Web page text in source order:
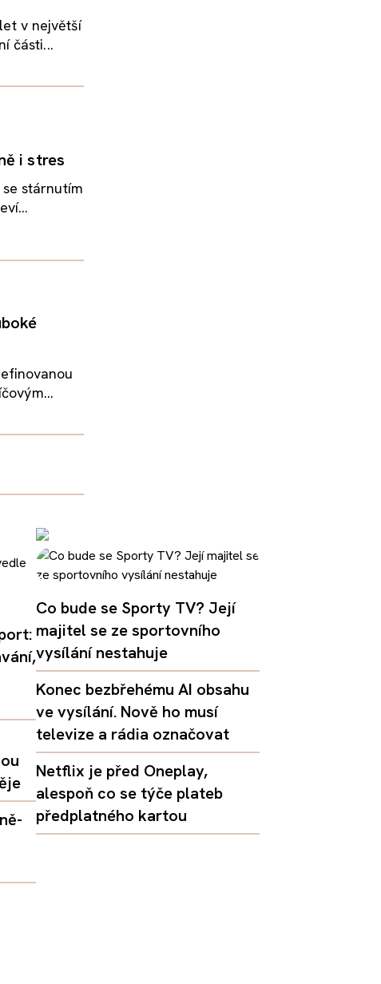
v největší
části...
i stres
stárnutím
Co bude se Sporty TV? Její
majitel se ze sportovního
vysílání nestahuje
Konec bezbřehému AI obsahu
ve vysílání. Nově ho musí
televize a rádia označovat
Netflix je před Oneplay,
alespoň co se týče plateb
předplatného kartou